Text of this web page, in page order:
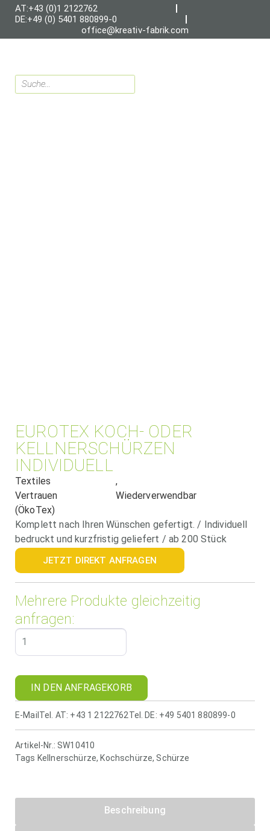
AT:+43 (0)1 2122762
DE:+49 (0) 5401 880899-0
office@kreativ-fabrik.com
EUROTEX KOCH- ODER
KELLNERSCHÜRZEN
INDIVIDUELL
Textiles
Vertrauen
(ÖkoTex)
,
Wiederverwendbar
Komplett nach Ihren Wünschen gefertigt. / Individuell
bedruckt und kurzfristig geliefert / ab 200 Stück
JETZT DIREKT ANFRAGEN
Mehrere Produkte gleichzeitig
anfragen:
IN DEN ANFRAGEKORB
E-Mail Tel. AT: +43 1 2122762Tel. DE: +49 5401 880899-0
Artikel-Nr.: SW10410
Tags Kellnerschürze, Kochschürze, Schürze
Beschreibung